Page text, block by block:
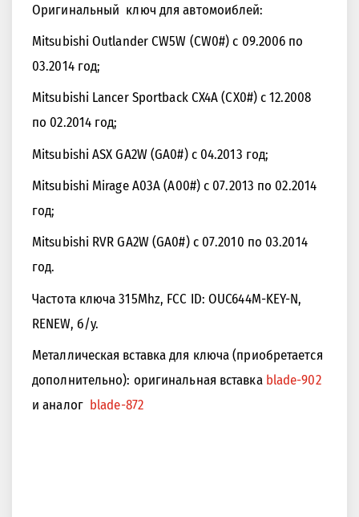
<< >>
Оригинальный ключ для автомоиблей:
Mitsubishi Outlander CW5W (CW0#) с 09.2006 по
03.2014 год;
Mitsubishi Lancer Sportback CX4A (CX0#) с 12.2008
по 02.2014 год;
Mitsubishi ASX GA2W (GA0#) с 04.2013 год;
Mitsubishi Mirage A03A (A00#) с 07.2013 по 02.2014
год;
Mitsubishi RVR GA2W (GA0#) с 07.2010 по 03.2014
год.
Частота ключа 315Mhz, FCC ID: OUC644M-KEY-N,
RENEW, б/у.
Металлическая вставка для ключа (приобретается
дополнительно): оригинальная вставка blade-902
и аналог blade-872